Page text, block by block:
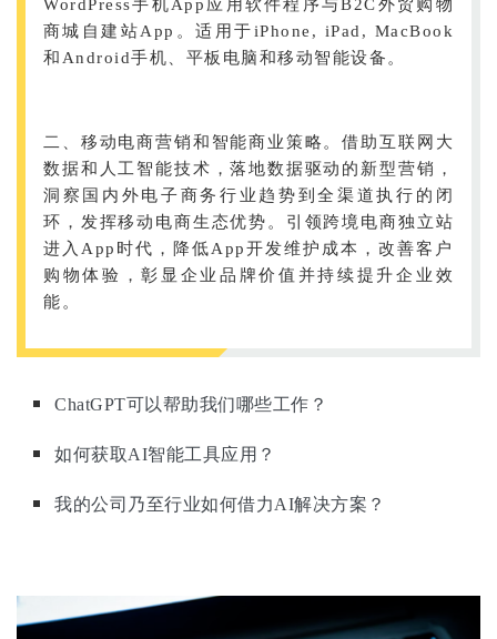
WordPress手机App应用软件程序与B2C外贸购物
商城自建站App。适用于iPhone, iPad, MacBook
和Android手机、平板电脑和移动智能设备。
二、移动电商营销和智能商业策略。借助互联网大
数据和人工智能技术，落地数据驱动的新型营销，
洞察国内外电子商务行业趋势到全渠道执行的闭
环，发挥移动电商生态优势。引领跨境电商独立站
进入App时代，降低App开发维护成本，改善客户
购物体验，彰显企业品牌价值并持续提升企业效
能。
ChatGPT可以帮助我们哪些工作？
如何获取AI智能工具应用？
我的公司乃至行业如何借力AI解决方案？